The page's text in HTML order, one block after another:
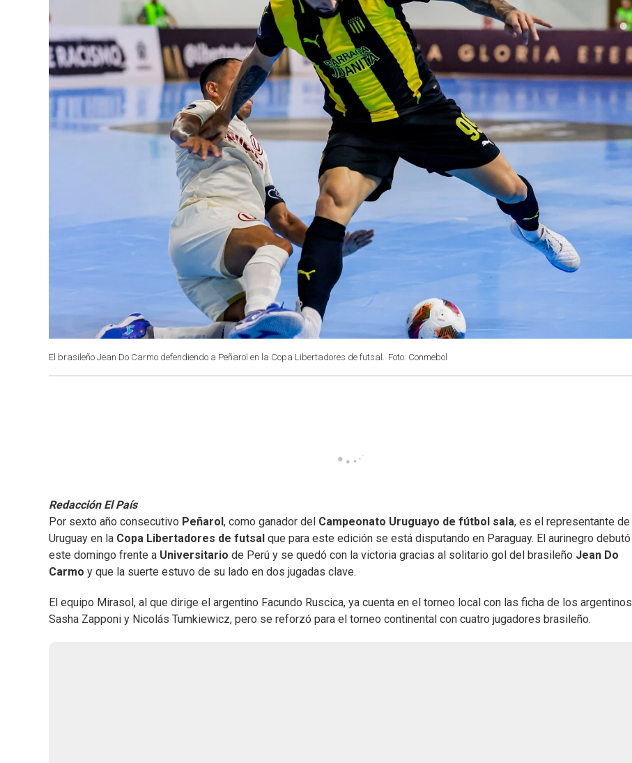
El brasileño Jean Do Carmo defendiendo a Peñarol en la Copa Libertadores de futsal. Foto: Conmebol
Redacción El País
Por sexto año consecutivo Peñarol , como ganador del Campeonato Uruguayo de fútbol sala, es el representante de
Uruguay en la Copa Libertadores de futsal que para este edición se está disputando en Paraguay. El aurinegro debutó
este domingo frente a Universitario de Perú y se quedó con la victoria gracias al solitario gol del brasileño Jean Do
Carmo y que la suerte estuvo de su lado en dos jugadas clave.
El equipo Mirasol, al que dirige el argentino Facundo Ruscica, ya cuenta en el torneo local con las ficha de los argentinos
Sasha Zapponi y Nicolás Tumkiewicz, pero se reforzó para el torneo continental con cuatro jugadores brasileño.